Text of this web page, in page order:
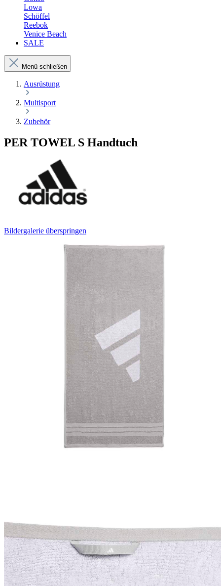
Lowa
Schöffel
Reebok
Venice Beach
SALE
Menü schließen
Ausrüstung
Multisport
Zubehör
PER TOWEL S Handtuch
Bildergalerie überspringen